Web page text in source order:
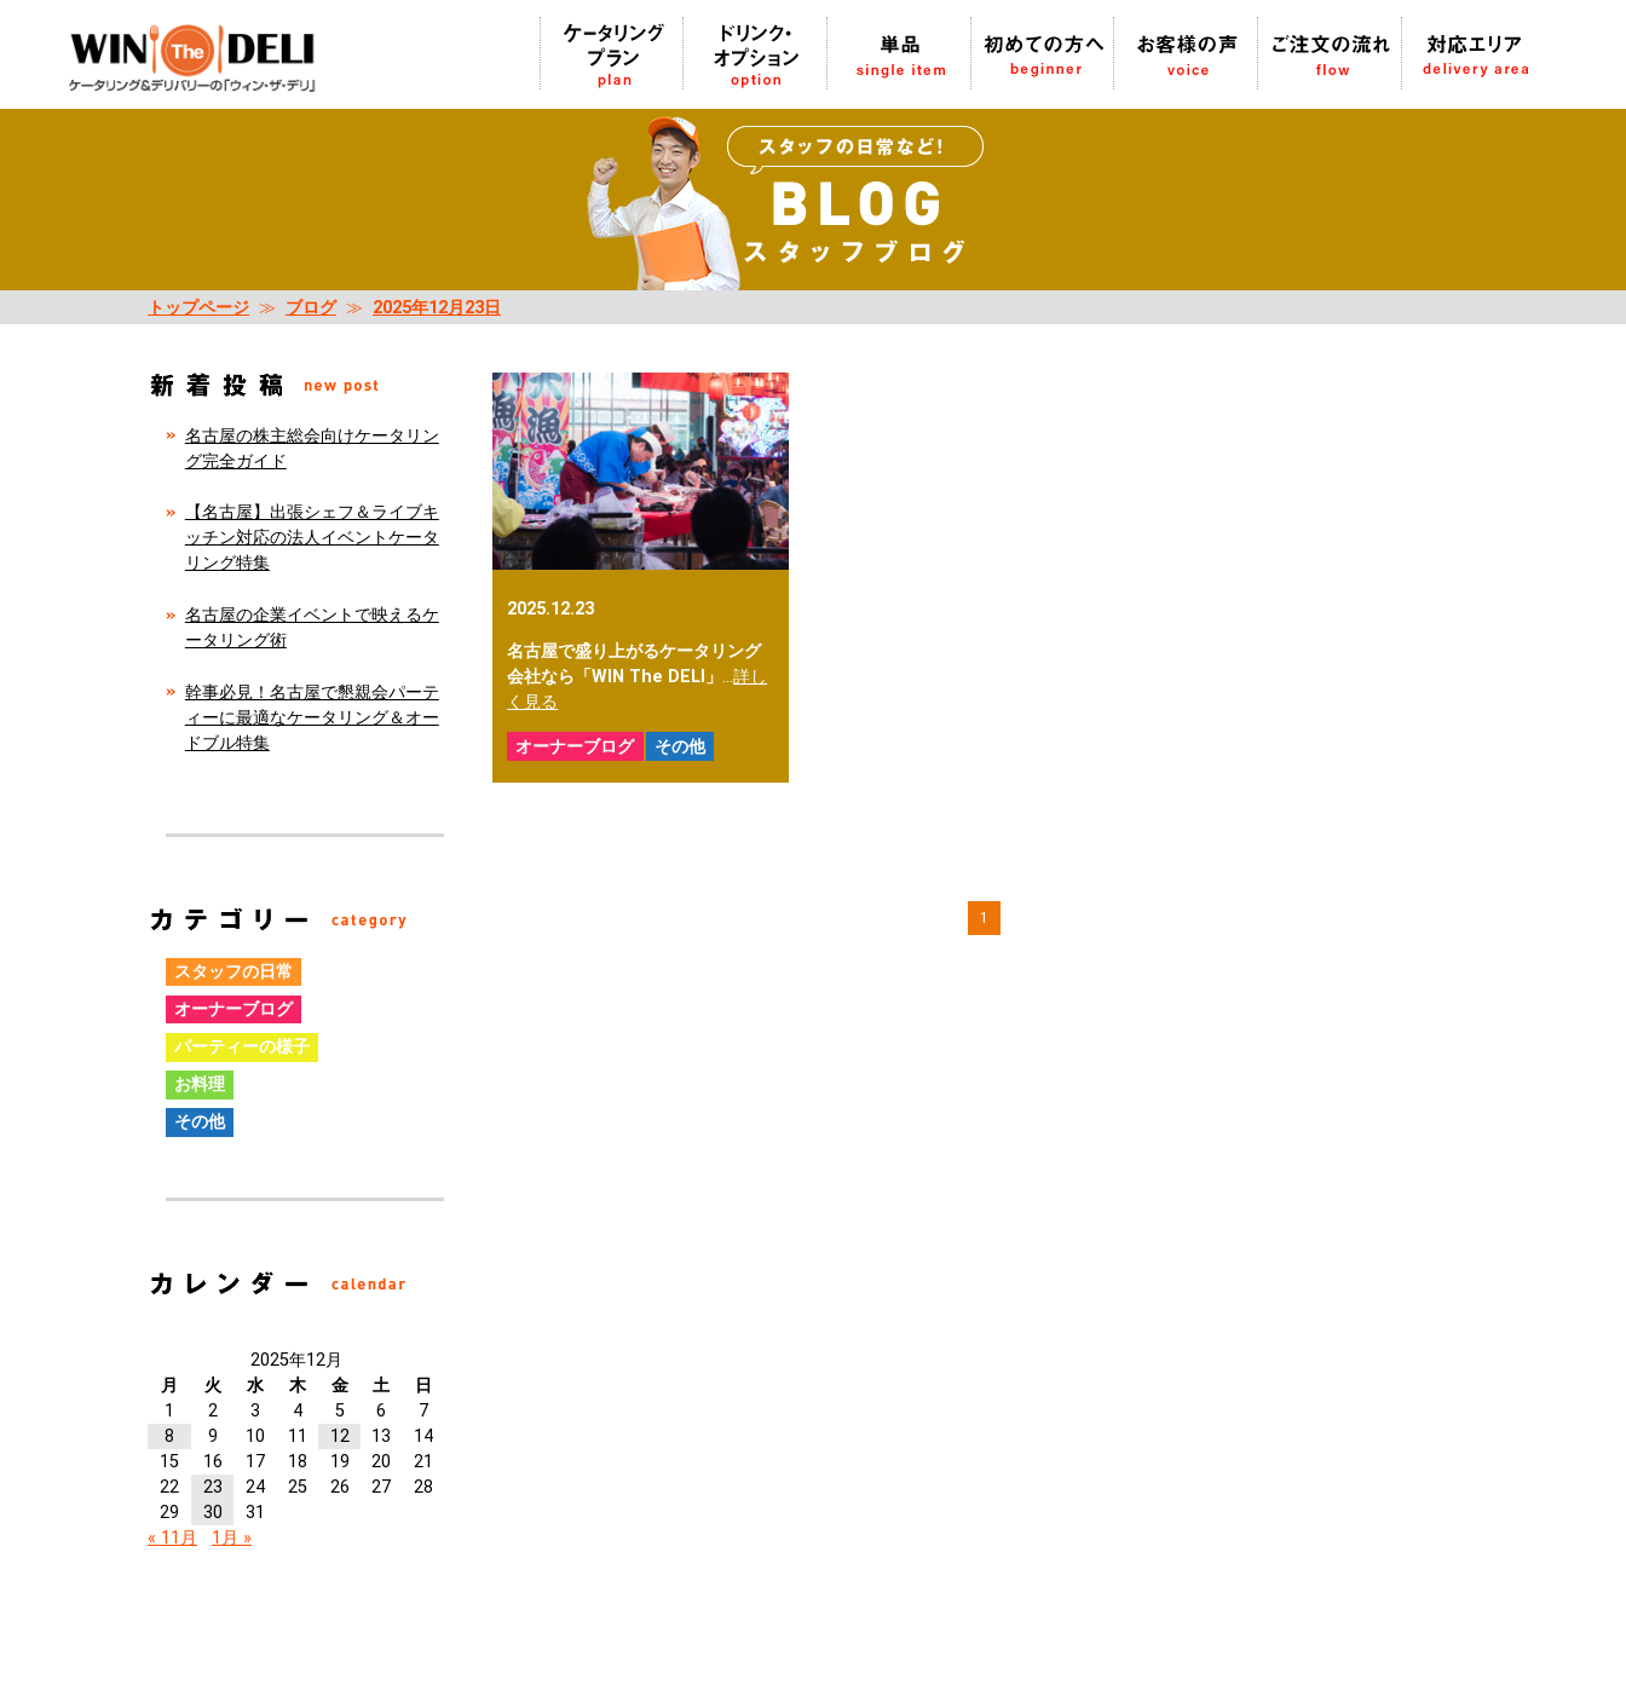
トップページ ≫ ブログ≫ 2025年12月23日
2025.12.23
名古屋で盛り上がるケータリング
会社なら「WIN The DELI」…詳し
く見る
オーナーブログ その他
1
名古屋の株主総会向けケータリン
グ完全ガイド
【名古屋】出張シェフ＆ライブキ
ッチン対応の法人イベントケータ
リング特集
名古屋の企業イベントで映えるケ
ータリング術
幹事必見！名古屋で懇親会パーテ
ィーに最適なケータリング＆オー
ドブル特集
スタッフの日常
オーナーブログ
パーティーの様子
お料理
その他
2025年12月
月
火 水 木 金 土
日
1
2 3 4 5 6
7
8
9 10 11 12 13
14
15
16 17 18 19 20
21
22
23 24 25 26 27
28
29
30
31
« 11月
1月 »